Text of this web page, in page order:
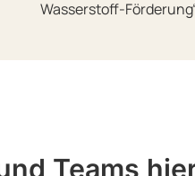
Wasserstoff-
Teams